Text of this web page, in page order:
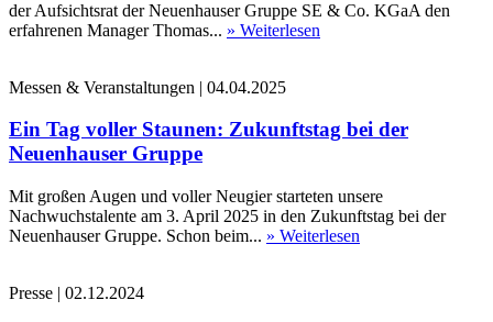
der Aufsichtsrat der Neuenhauser Gruppe SE & Co. KGaA den
erfahrenen Manager Thomas... » Weiterlesen
Messen & Veranstaltungen | 04.04.2025
Ein Tag voller Staunen: Zukunftstag bei der
Neuenhauser Gruppe
Mit großen Augen und voller Neugier starteten unsere
Nachwuchstalente am 3. April 2025 in den Zukunftstag bei der
Neuenhauser Gruppe. Schon beim... » Weiterlesen
Presse | 02.12.2024